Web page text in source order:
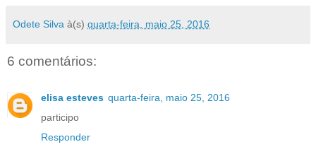
Odete Silva à(s) quarta-feira, maio 25, 2016
6 comentários:
elisa esteves quarta-feira, maio 25, 2016
participo
Responder